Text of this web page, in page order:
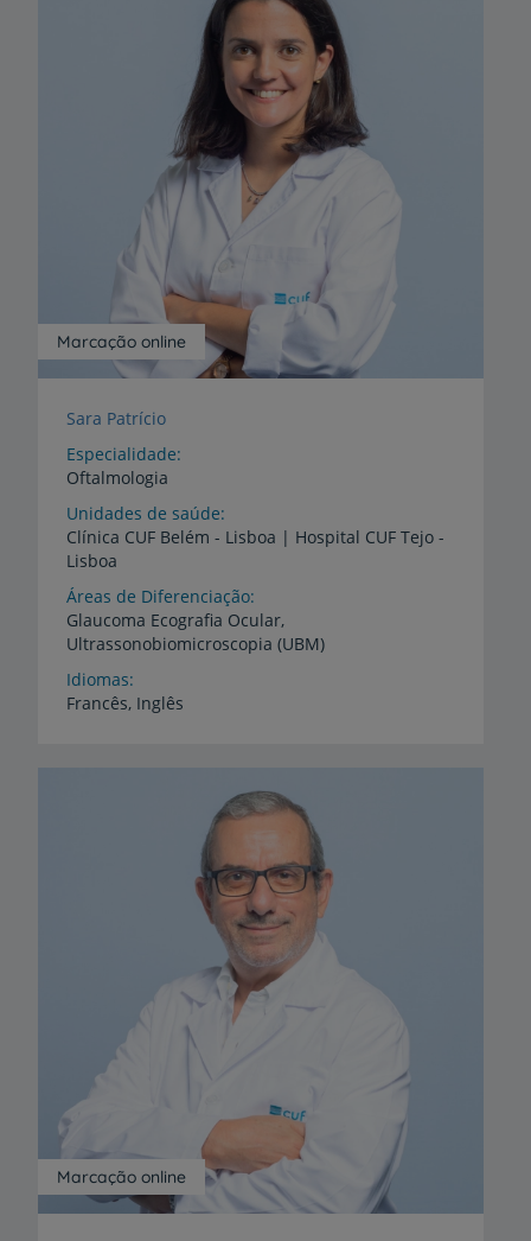
Marcação online
Sara Patrício
Especialidade
Oftalmologia
Unidades de saúde
Clínica CUF Belém - Lisboa | Hospital CUF Tejo -
Lisboa
Áreas de Diferenciação
Glaucoma Ecografia Ocular,
Ultrassonobiomicroscopia (UBM)
Idiomas
Francês, Inglês
Marcação online